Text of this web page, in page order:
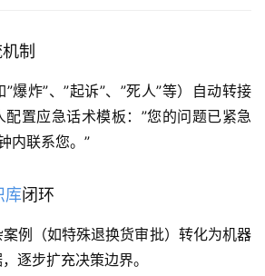
制
爆炸”、”起诉”、”死人”等）自动转接
置应急话术模板：”您的问题已紧急
内联系您。”
库闭环
例（如特殊退换货审批）转化为机器
逐步扩充决策边界。